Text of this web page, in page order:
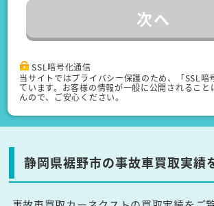
次へ
SSL暗号化通信
当サイトではプライバシー保護のため、「SSL暗
ています。お客様の情報が一般に公開されること
んので、ご安心ください。
静岡県裾野市の事故車買取実績